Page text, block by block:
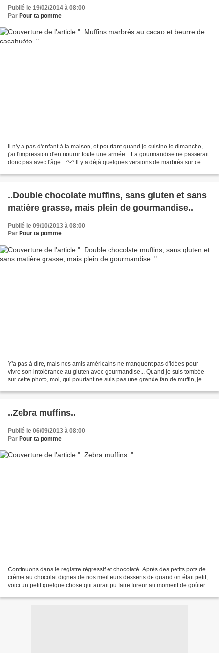
Publié le 19/02/2014 à 08:00
Par Pour ta pomme
Il n'y a pas d'enfant à la maison, et pourtant quand je cuisine le dimanche,
j'ai l'impression d'en nourrir toute une armée... La gourmandise ne passerait
donc pas avec l'âge... ^-^ Il y a déjà quelques versions de marbrés sur ce
..Double chocolate muffins, sans gluten et sans
matière grasse, mais plein de gourmandise..
Publié le 09/10/2013 à 08:00
Par Pour ta pomme
Y'a pas à dire, mais nos amis américains ne manquent pas d'idées pour
vivre son intolérance au gluten avec gourmandise... Quand je suis tombée
sur cette photo, moi, qui pourtant ne suis pas une grande fan de muffin, je
..Zebra muffins..
Publié le 06/09/2013 à 08:00
Par Pour ta pomme
Continuons dans le registre régressif et chocolaté. Après des petits pots de
crème au chocolat dignes de nos meilleurs desserts de quand on était petit,
voici un petit quelque chose qui aurait pu faire fureur au moment de goûter,